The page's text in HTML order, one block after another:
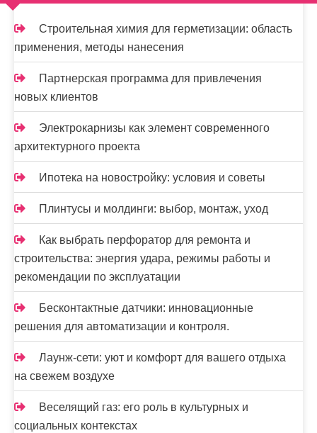
п
и
с
я
м
Строительная химия для герметизации: область
применения, методы нанесения
Партнерская программа для привлечения
новых клиентов
Электрокарнизы как элемент современного
архитектурного проекта
Ипотека на новостройку: условия и советы
Плинтусы и молдинги: выбор, монтаж, уход
Как выбрать перфоратор для ремонта и
строительства: энергия удара, режимы работы и
рекомендации по эксплуатации
Бесконтактные датчики: инновационные
решения для автоматизации и контроля.
Лаунж-сети: уют и комфорт для вашего отдыха
на свежем воздухе
Веселящий газ: его роль в культурных и
социальных контекстах